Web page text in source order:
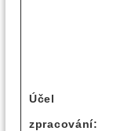
Účel
zpracování: